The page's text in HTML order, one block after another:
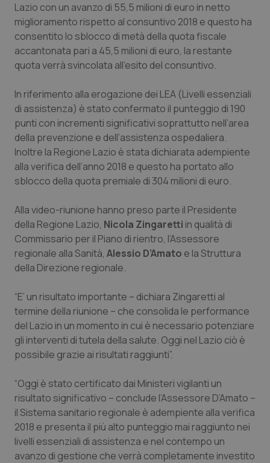
Emilia-Romagna
Friuli Venezia Giulia
Lazio
Liguria
Lombardia
Marche
Piemonte
Provincia Autonoma di Bolzano
Provincia Autonoma di Trento
Puglia
Sardegna
Sicilia
Toscana
Umbria
Colesterolo & coronaropatie
Dermatite Atopica
Diabete & glucometri
Disturbi dell’umore
Dolore
Donna & Salute
HIV
Infezioni & Febbre
Ipertensione & Scompenso
Malattie rare
Malattia di Crohn & Rettocolite Ulcerosa
Neuroscienze & patologie neurodegenerative
Obesità
Oftalmologia
Lazio con un avanzo di 55,5 milioni di euro in netto
miglioramento rispetto al consuntivo 2018 e questo ha
consentito lo sblocco di metà della quota fiscale
accantonata pari a 45,5 milioni di euro, la restante
quota verrà svincolata all’esito del consuntivo.
In riferimento alla erogazione dei LEA (Livelli essenziali
di assistenza) è stato confermato il punteggio di 190
punti con incrementi significativi soprattutto nell’area
della prevenzione e dell’assistenza ospedaliera.
Inoltre la Regione Lazio è stata dichiarata adempiente
alla verifica dell’anno 2018 e questo ha portato allo
sblocco della quota premiale di 304 milioni di euro.
Alla video-riunione hanno preso parte il Presidente
della Regione Lazio, Nicola Zingaretti in qualità di
Commissario per il Piano di rientro, l’Assessore
regionale alla Sanità, Alessio D’Amato e la Struttura
della Direzione regionale.
“E’ un risultato importante – dichiara Zingaretti al
termine della riunione – che consolida le performance
del Lazio in un momento in cui è necessario potenziare
gli interventi di tutela della salute. Oggi nel Lazio ciò è
possibile grazie ai risultati raggiunti”.
“Oggi è stato certificato dai Ministeri vigilanti un
risultato significativo – conclude l’Assessore D’Amato –
il Sistema sanitario regionale è adempiente alla verifica
2018 e presenta il più alto punteggio mai raggiunto nei
livelli essenziali di assistenza e nel contempo un
avanzo di gestione che verrà completamente investito